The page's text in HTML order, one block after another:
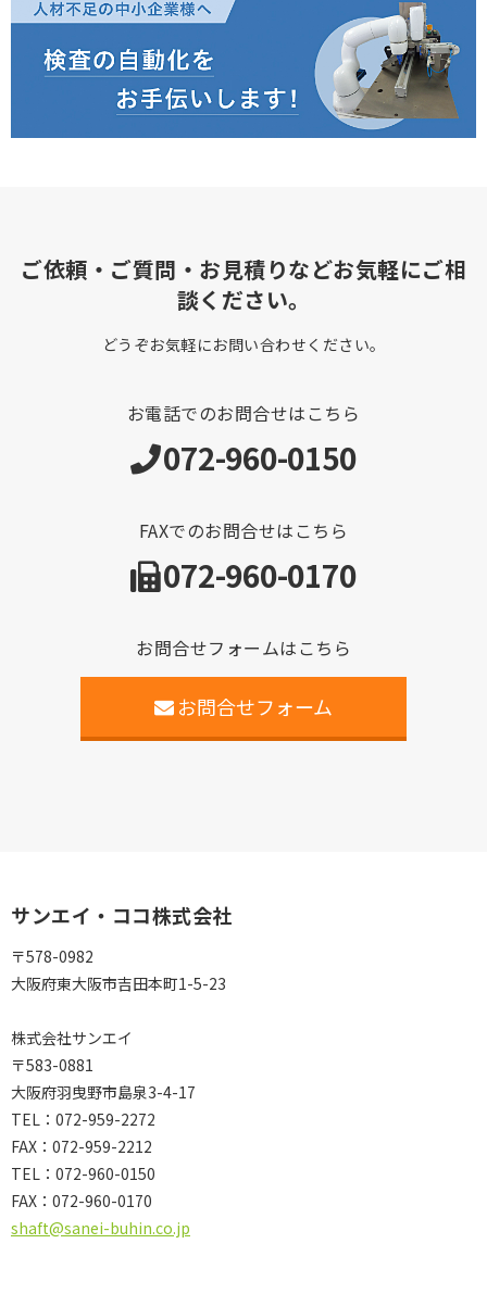
ご依頼・ご質問・お見積りなどお気軽にご相
談ください。
どうぞお気軽にお問い合わせください。
お電話でのお問合せはこちら
072-960-0150
FAXでのお問合せはこちら
072-960-0170
お問合せフォームはこちら
お問合せフォーム
サンエイ・ココ株式会社
〒578-0982
大阪府東大阪市吉田本町1-5-23
株式会社サンエイ
〒583-0881
大阪府羽曳野市島泉3-4-17
TEL：072-959-2272
FAX：072-959-2212
TEL： 072-960-0150
FAX： 072-960-0170
shaft@sanei-buhin.co.jp